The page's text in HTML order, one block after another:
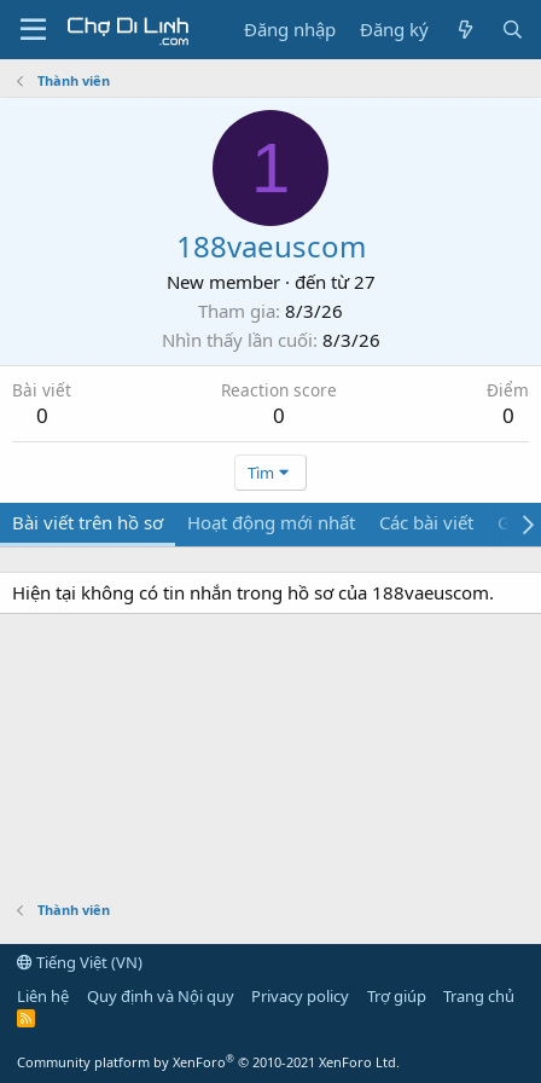
Đăng nhập Đăng ký
Thành viên
1
188vaeuscom
New member · đến từ 27
Tham gia 8/3/26
Nhìn thấy lần cuối 8/3/26
Bài viết
0
Reaction score
0
Điểm
0
Tìm
Bài viết trên hồ sơ Hoạt động mới nhất Các bài viết Giới
Hiện tại không có tin nhắn trong hồ sơ của 188vaeuscom.
Thành viên
Tiếng Việt (VN)
Liên hệ
Quy định và Nội quy Privacy policy Trợ giúp Trang chủ
R
Community platform by XenForo® © 2010-2021 XenForo Ltd.